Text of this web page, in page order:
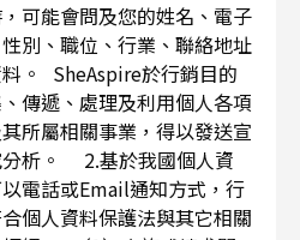
可能會問及您的姓名、電子
別、職位、行業、聯絡地址
。 SheAspire於行銷目的
傳遞、處理及利用個人各項
所屬相關事業，得以發送宣
分析。 2.基於我國個人資
電話或Email通知方式，行
個人資料保護法與其它相關